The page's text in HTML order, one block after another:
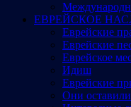
ЕВРЕЙСКОЕ
Еврейские
Еврейские
Еврейское
Идиш
Еврейские
Они